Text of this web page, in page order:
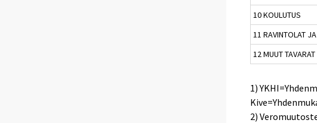
10 KOULUTUS
11 RAVINTOLAT
12 MUUT
1)
2)